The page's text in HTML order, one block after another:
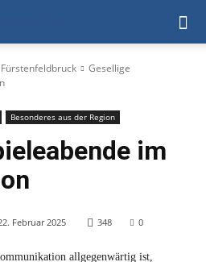
Fürstenfeldbruck
Gesellige
Besonderes aus der Region
im
Februar 2025 348 0
allgegenwärtig ist,